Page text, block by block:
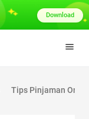
Tips Pinjaman
Download